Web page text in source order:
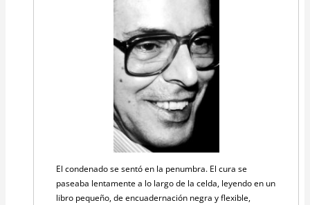
El condenado se sentó en la penumbra. El cura se
paseaba lentamente a lo largo de la celda, leyendo en un
libro pequeño, de encuadernación negra y flexible,